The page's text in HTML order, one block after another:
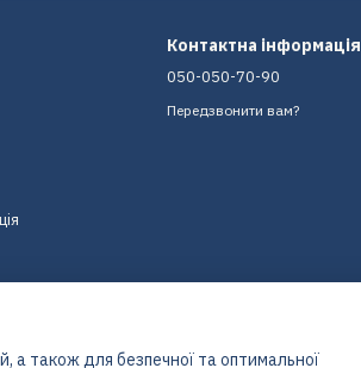
Контактна інформація
050-050-70-90
Передзвонити вам?
а також для безпечної та оптимальної